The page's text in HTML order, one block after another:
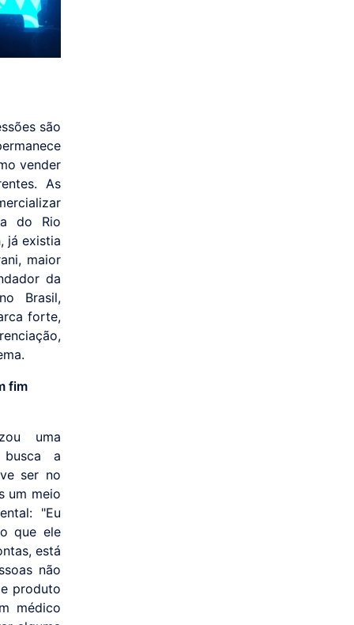
são
vender
As
do Rio
já existia
maior
da
Brasil,
forte,
fim
uma
busca a
ser no
um meio
"Eu
que ele
está
não
produto
médico